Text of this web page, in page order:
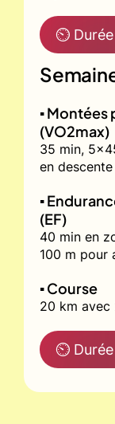
⏲
▪️
(VO2max)
35 min,
en
▪️
(EF)
40 min en
100 m pour
▪️ Course
20 km avec
⏲ Durée